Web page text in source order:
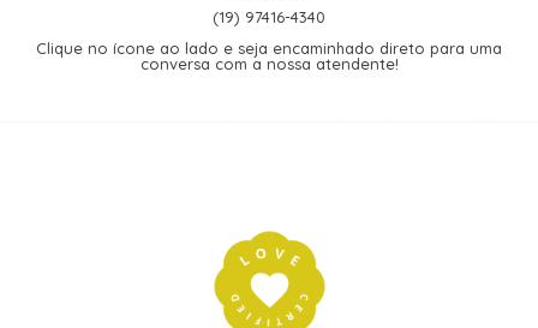
(19) 97416-4340
Clique no ícone ao lado e seja encaminhado direto para uma
conversa com a nossa atendente!